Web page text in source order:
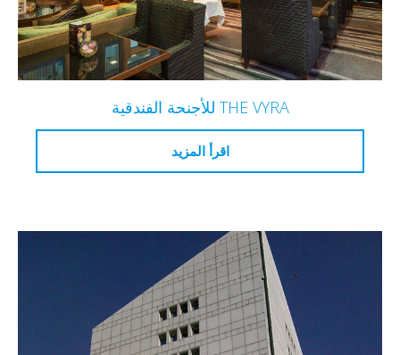
THE VYRA للأجنحة الفندقية
اقرأ المزيد